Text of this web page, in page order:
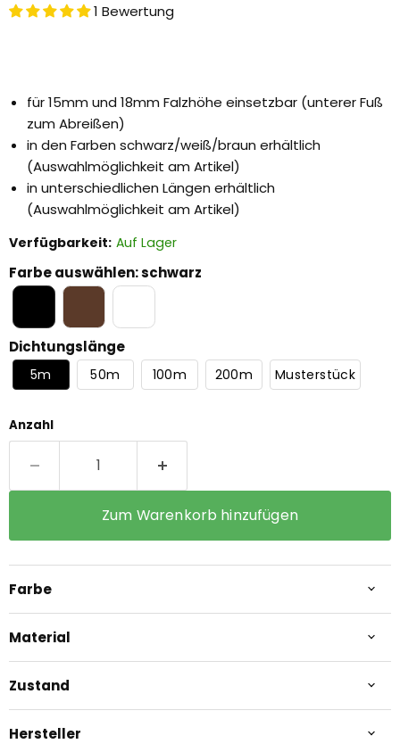
1 Bewertung
für 15mm und 18mm Falzhöhe einsetzbar (unterer Fuß
zum Abreißen)
in den Farben schwarz/weiß/braun erhältlich
(Auswahlmöglichkeit am Artikel)
in unterschiedlichen Längen erhältlich
(Auswahlmöglichkeit am Artikel)
Verfügbarkeit: Auf Lager
Farbe auswählen:schwarz
Dichtungslänge
5m 50m 100m 200m Musterstück
Anzahl
Zum Warenkorb hinzufügen
Farbe
Material
Zustand
Hersteller